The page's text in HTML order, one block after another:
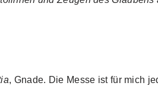
, Gnade. Die Messe ist für mich